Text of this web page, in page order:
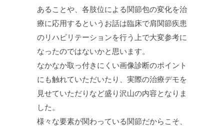
あることや、各肢位による関節包の変化を治
療に応用するというお話は臨床で肩関節疾患
のリハビリテーションを行う上で大変参考に
なったのではないかと思います。
なかなか取っ付きにくい画像診断のポイント
にも触れていただいたり、実際の治療デモを
見せていただりなど盛り沢山の内容となりま
した。
様々な要素が関わっている関節だからこそ、